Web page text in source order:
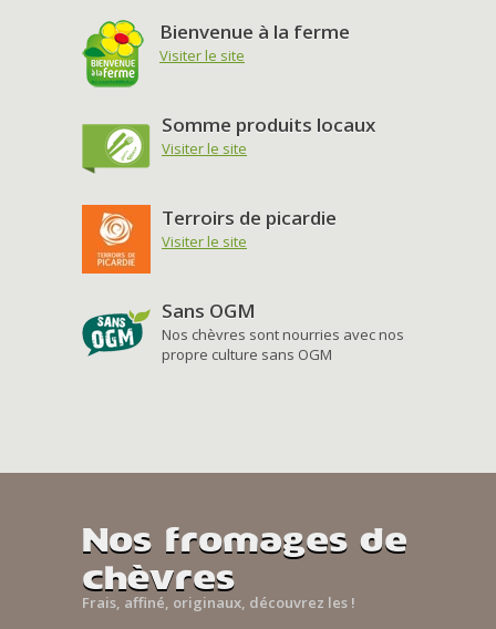
Bienvenue à la ferme
Visiter le site
Somme produits locaux
Visiter le site
Terroirs de picardie
Visiter le site
Sans OGM
Nos chèvres sont nourries avec nos
propre culture sans OGM
Nos fromages de
chèvres
Frais, affiné, originaux, découvrez les !